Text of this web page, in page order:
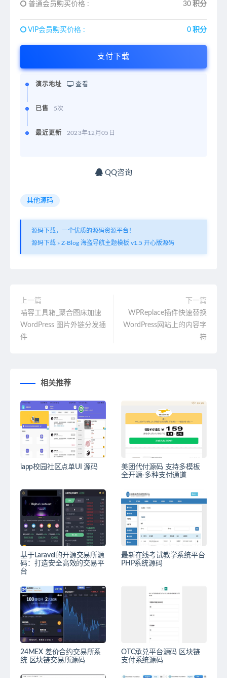
普通会员购买价格 : 30 积分
VIP会员购买价格 : 0 积分
支付下载
演示地址 查看
已售 5次
最近更新 2023年12月05日
QQ咨询
其他源码
源码下载，一个优质的源码资源平台！
源码下载 » Z-Blog 海盗导航主题模板 v1.5 开心版源码
上一篇
喵容工具箱_聚合图床加速
WordPress 图片外链分发插
件
下一篇
WPReplace插件快速替换
WordPress网站上的内容字
符
相关推荐
iapp校园社区点单UI 源码
美团代付源码 支持多模板
全开源-多种支付通道
基于Laravel的开源交易所源
码：打造安全高效的交易平
台
最新在线考试教学系统平台
PHP系统源码
24MEX 差价合约交易所系
统 区块链交易所源码
OTC承兑平台源码 区块链
支付系统源码